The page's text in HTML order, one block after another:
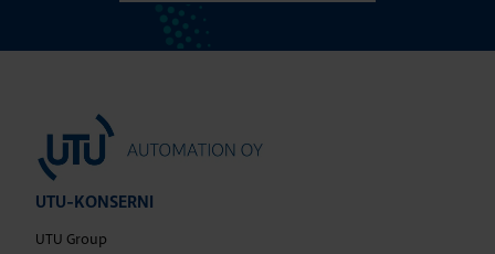
UTU-KONSERNI
UTU Group